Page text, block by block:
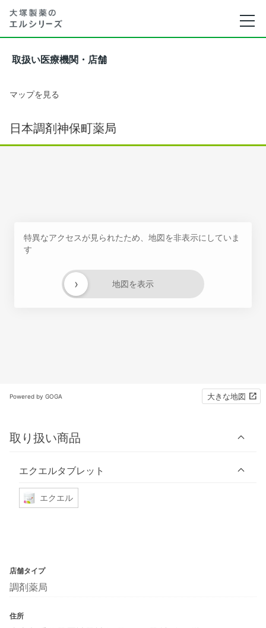
取扱い医療機関・店舗
マップを見る
日本調剤神保町薬局
特異なアクセスが見られたため、地図を非表示にしていま
す
地図を表示
›
Powered by GOGA 大きな地図
取り扱い商品
エクエルタブレット
エクエル
店舗タイプ
調剤薬局
住所